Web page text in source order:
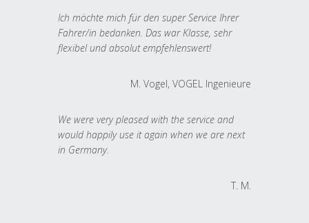
Ich möchte mich für den super Service Ihrer
Fahrer/in bedanken. Das war Klasse, sehr
flexibel und absolut empfehlenswert!
M. Vogel, VOGEL Ingenieure
We were very pleased with the service and
would happily use it again when we are next
in Germany.
T. M.